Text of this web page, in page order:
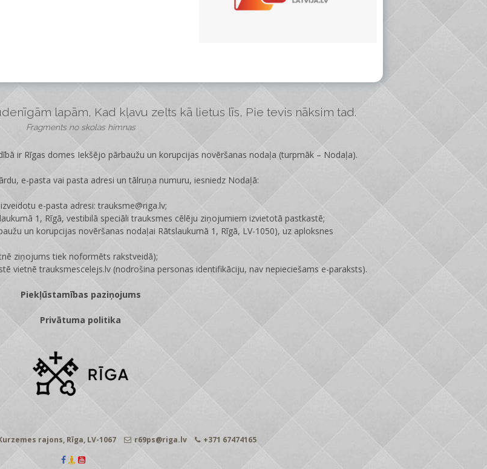
lapām, Kad kļavu zelts kā lietus līs, Pie tevis nāksim tad.
Fragments no skolas himnas
ir Rīgas domes Iekšējo pārbaužu un korupcijas novēršanas nodaļa (turpmāk – Nodaļa).
e-pasta vai pasta adresi un tālruņa numuru, iesniedz Nodaļā:
e-pasta adresi: trauksme@riga.lv;
1, Rīgā, vestibilā speciāli trauksmes cēlēju ziņojumiem izvietotā pastkastē;
un korupcijas novēršanas nodaļai Rātslaukumā 1, Rīgā, LV-1050), uz aploksnes
ziņojums tiek noformēts rakstveidā);
vietnē trauksmescelejs.lv (nodrošina personas identifikāciju, nav nepieciešams e-paraksts).
Piekļūstamības paziņojums
Privātuma politika
rajons, Rīga, LV-1067 r69ps@riga.lv +371 67474165